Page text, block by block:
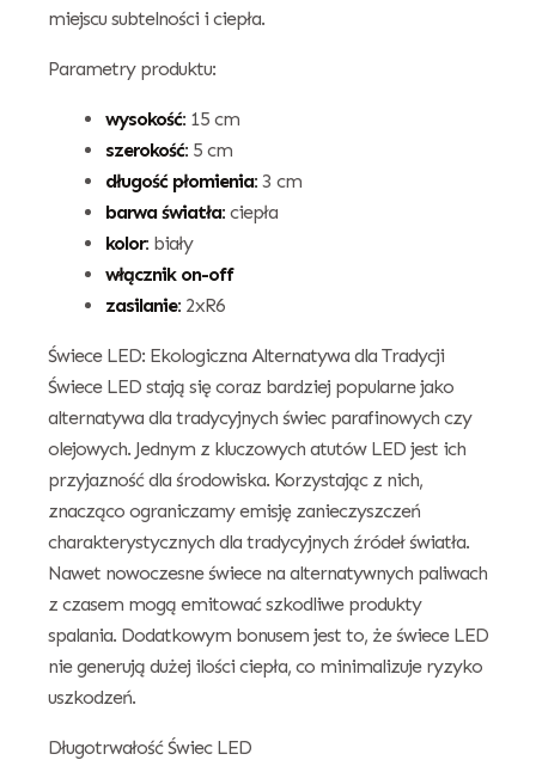
miejscu subtelności i ciepła.
Parametry produktu:
wysokość: 15 cm
szerokość: 5 cm
długość płomienia: 3 cm
barwa światła: ciepła
kolor: biały
włącznik on-off
zasilanie: 2xR6
Świece LED: Ekologiczna Alternatywa dla Tradycji
Świece LED stają się coraz bardziej popularne jako
alternatywa dla tradycyjnych świec parafinowych czy
olejowych. Jednym z kluczowych atutów LED jest ich
przyjazność dla środowiska. Korzystając z nich,
znacząco ograniczamy emisję zanieczyszczeń
charakterystycznych dla tradycyjnych źródeł światła.
Nawet nowoczesne świece na alternatywnych paliwach
z czasem mogą emitować szkodliwe produkty
spalania. Dodatkowym bonusem jest to, że świece LED
nie generują dużej ilości ciepła, co minimalizuje ryzyko
uszkodzeń.
Długotrwałość Świec LED